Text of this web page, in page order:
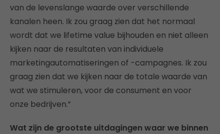
van de levenslange waarde over verschillende
kanalen heen. Ik zou graag zien dat het normaal
wordt dat we lifetime value bijhouden en niet alleen
kijken naar de resultaten van individuele
marketingautomatiseringen of -campagnes. Ik zou
graag zien dat we kijken naar de totale waarde van
wat we stimuleren, voor de consument en voor
onze bedrijven.”
Wat zijn de grootste uitdagingen waar we binnen